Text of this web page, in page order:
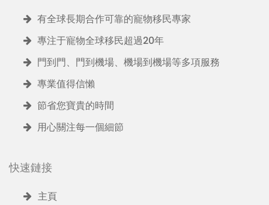
有全球長期合作可靠的寵物移民專家
專注于寵物全球移民超過20年
門到門、門到機場、機場到機場等多項服務
專業值得信懶
節省您寶貴的時間
用心關注每一個細節
快速鏈接
主頁